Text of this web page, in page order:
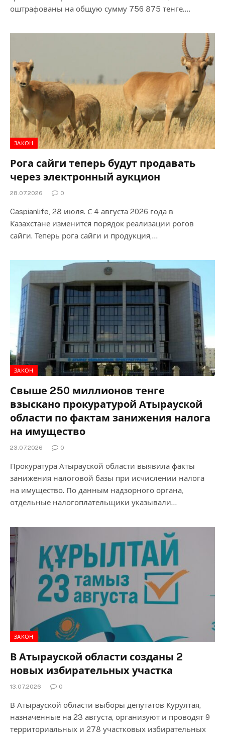
оштрафованы на общую сумму 756 875 тенге.…
ЗАКОН
Рога сайги теперь будут продавать
через электронный аукцион
28.07.2026 0
Caspianlife, 28 июля. С 4 августа 2026 года в
Казахстане изменится порядок реализации рогов
сайги. Теперь рога сайги и продукция,…
ЗАКОН
Свыше 250 миллионов тенге
взыскано прокуратурой Атырауской
области по фактам занижения налога
на имущество
23.07.2026 0
Прокуратура Атырауской области выявила факты
занижения налоговой базы при исчислении налога
на имущество. По данным надзорного органа,
отдельные налогоплательщики указывали…
ЗАКОН
В Атырауской области созданы 2
новых избирательных участка
13.07.2026 0
В Атырауской области выборы депутатов Курултая,
назначенные на 23 августа, организуют и проводят 9
территориальных и 278 участковых избирательных